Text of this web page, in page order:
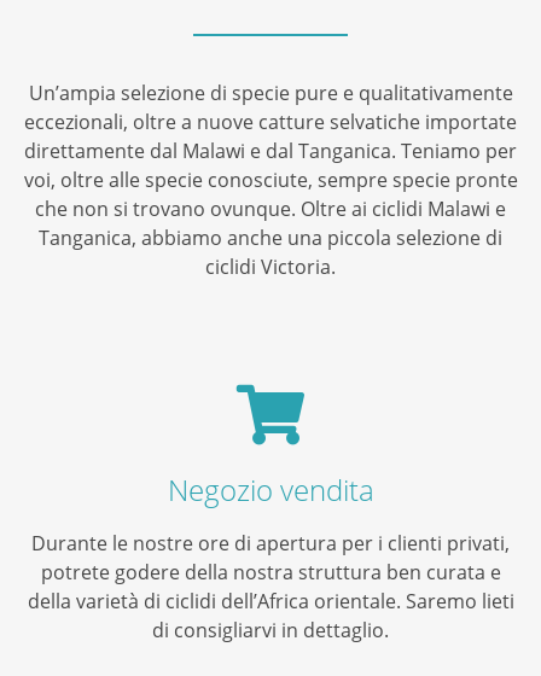
Un’ampia selezione di specie pure e qualitativamente
eccezionali, oltre a nuove catture selvatiche importate
direttamente dal Malawi e dal Tanganica. Teniamo per
voi, oltre alle specie conosciute, sempre specie pronte
che non si trovano ovunque. Oltre ai ciclidi Malawi e
Tanganica, abbiamo anche una piccola selezione di
ciclidi Victoria.
Negozio vendita
Durante le nostre ore di apertura per i clienti privati,
potrete godere della nostra struttura ben curata e
della varietà di ciclidi dell’Africa orientale. Saremo lieti
di consigliarvi in dettaglio.